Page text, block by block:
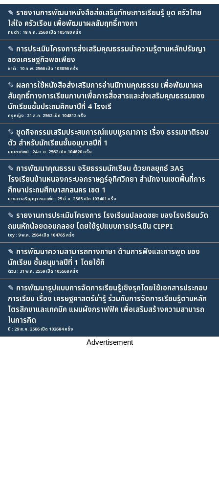
✎ รายงานการพัฒนาหนังสือส่งเสริมทักษะการเรียนรู้ ชุด ครัวไทย
ใส่ใจ ครัวเรือน เพื่อพัฒนาผลสัมฤทธิ์ทางกา
nuch : 18 ก.ค. 2560 เปิด 105180 ครั้ง
✎ การประเมินโครงการส่งเสริมคุณธรรมนำความรู้ตามหลักปรัชญา
ของเศรษฐกิจพอเพียง
ชาติ : 10 ก.พ. 2566 เปิด 103056 ครั้ง
✎ ผลการใช้หนังสือส่งเสริมการอ่านนิทานคุณธรรม เพื่อพัฒนาผล
สัมฤทธิ์ทางการเรียนภาษาเพื่อการสื่อสารและส่งเสริมคุณธรรมของ
นักเรียนชั้นประถมศึกษาปีที่ 4 โรงเรี
ครูหญิง : 21 ส.ค. 2562 เปิด 104812 ครั้ง
✎ ชุดกิจกรรมเสริมประสบการณ์แบบบูรณาการ เรื่อง ธรรมชาติรอบ
ตัว สำหรับนักเรียนชั้นอนุบาลปีที่ 1
มณฑาทิพย์ : 24 ต.ค. 2562 เปิด 104620 ครั้ง
✎ การพัฒนาคุณธรรม จริยธรรมนักเรียน ด้วยกลยุทธ์ 3AS
โรงเรียนบ้านหนองกระบอกราษฎร์อุทิศวิทยา สำนักงานเขตพื้นที่การ
ศึกษาประถมศึกษาสกลนคร เขต 1
นางสาวอรัญญา ชนะเพีย : 25 มี.ค. 2565 เปิด 103401 ครั้ง
✎ รายงานการประเมินโครงการ โรงเรียนปลอดขยะ ของโรงเรียนวัด
ถนนหักน้อยดอนกลอย โดยใช้รูปแบบการประเมิน CIPPI
toy : 9 พ.ค. 2564 เปิด 104765 ครั้ง
✎ การพัฒนาความสามารถทางภาษา ด้านการฟังและการพูด ของ
นักเรียน ชั้นอนุบาลปีที่ 1 โดยใช้กิ
ต่วน : 31 พ.ค. 2559 เปิด 105568 ครั้ง
✎ การพัฒนารูปแบบการจัดการเรียนรู้เชิงรุกโดยใช้เอกสารประกอบ
การเรียน เรื่อง เศรษฐศาสตร์น่ารู้ ร่วมกับการจัดการเรียนรู้ตามหลัก
ไตรสิกขาและเทคนิค แผนผังกราฟฟิค เพื่อเสริมสร้างความสามารถ
ในการคิด
นิ : 29 ส.ค. 2566 เปิด 102684 ครั้ง
Advertisement